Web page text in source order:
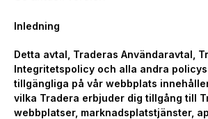
Inledning
Detta avtal, Traderas Användaravtal,
Integritetspolicy och alla andra
tillgängliga på vår webbplats
vilka Tradera erbjuder dig tillgång till
webbplatser, marknadsplatstjänster,